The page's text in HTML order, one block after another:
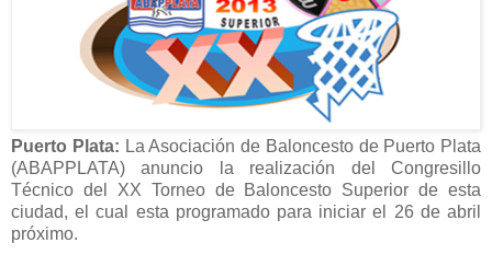
Puerto Plata: La Asociación de Baloncesto de Puerto Plata
(ABAPPLATA) anuncio la realización del Congresillo
Técnico del XX Torneo de Baloncesto Superior de esta
ciudad, el cual esta programado para iniciar el 26 de abril
próximo.